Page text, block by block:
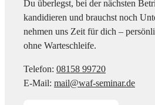
Du überlegst, bei der nächsten
kandidieren und brauchst noch
nehmen uns Zeit für dich –
ohne Warteschleife.
Telefon: 08158 99720
E-Mail: mail@waf-seminar.de